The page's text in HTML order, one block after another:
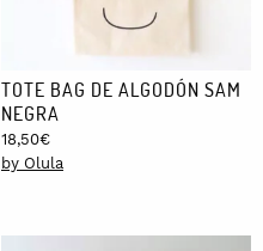
TOTE BAG DE ALGODÓN SAM
NEGRA
18,50€
by Olula